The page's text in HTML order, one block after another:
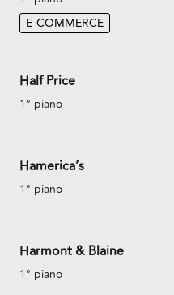
E-COMMERCE
Half Price
1° piano
Hamerica’s
1° piano
Harmont & Blaine
1° piano